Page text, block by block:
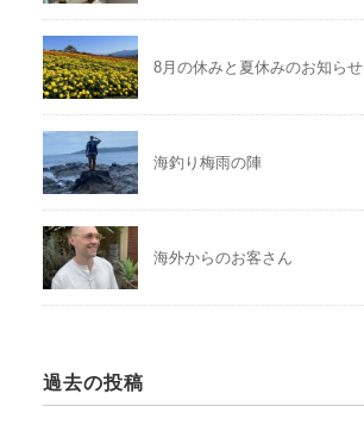
8月の休みと夏休みのお知らせ
海釣り梅雨の陣
海外からのお客さん
過去の投稿